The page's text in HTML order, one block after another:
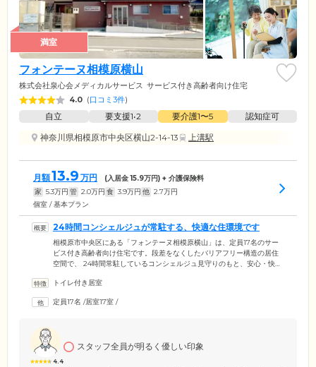
満室
フォンテーヌ相模原横山
株式会社泉心会メディカルサービス サービス付き高齢者向け住宅
4.0 (口コミ3件)
自立 要支援1•2 要介護1〜5
認知症可
神奈川県相模原市中央区横山2-14-13
上溝駅
月額13.9 万円 (入居金15.9万円) + 介護保険料
家 5.3万円 管 2.0万円 食 3.9万円 他 2.7万円
個室 / 基本プラン
24時間コンシェルジュが常駐する、快適な住環境です
相模原市中央区にある「フォンテーヌ相模原横山」は、定員17名のサー
ビス付き高齢者向け住宅です。段差をなくしたバリアフリー構造の居住
空間で、 24時間常駐しているコンシェルジュ見守りのもと、安心・快適
守りをはじめ、普段の生活で感じるご不安やお悩みにも対応します。
はどうしたらいいか」など、気になることをお気軽にご相談ください。
トイレ付き居室
定員17名 /居室17室 /
4.4
スタッフ全員が明るく優しい印象